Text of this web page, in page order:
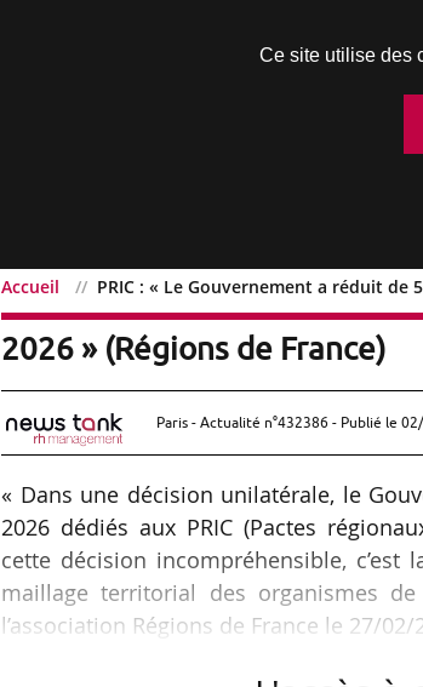
Accueil PRIC : « Le Gouvernement a réduit de
PRIC : « Le Gouvernement a
2026 » (Régions de France)
Paris - Actualité n°432386 - Publié le
« Dans une décision unilatérale, le
2026 dédiés aux PRIC (Pactes
cette décision incompréhensible,
maillage territorial des organismes
l’association Régions de France le 27/02/
Ce site utilise des